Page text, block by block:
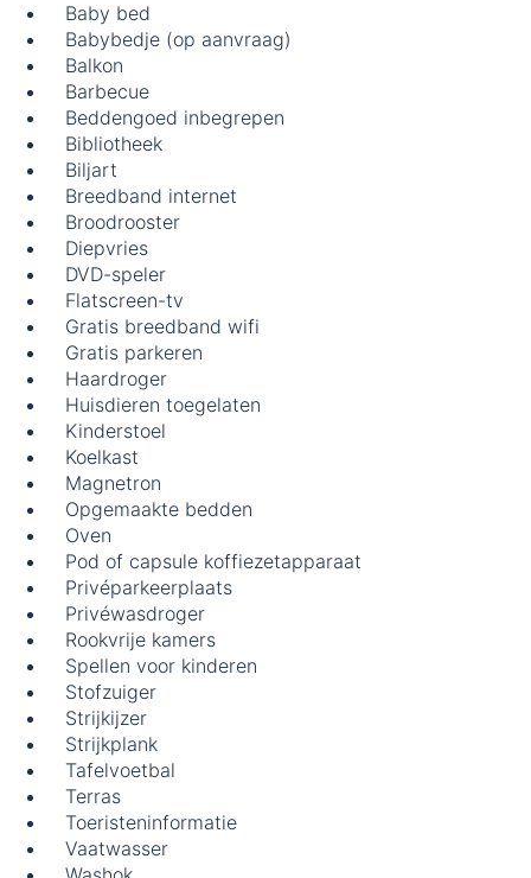
Baby bed
Babybedje (op aanvraag)
Balkon
Barbecue
Beddengoed inbegrepen
Bibliotheek
Biljart
Breedband internet
Broodrooster
Diepvries
DVD-speler
Flatscreen-tv
Gratis breedband wifi
Gratis parkeren
Haardroger
Huisdieren toegelaten
Kinderstoel
Koelkast
Magnetron
Opgemaakte bedden
Oven
Pod of capsule koffiezetapparaat
Privéparkeerplaats
Privéwasdroger
Rookvrije kamers
Spellen voor kinderen
Stofzuiger
Strijkijzer
Strijkplank
Tafelvoetbal
Terras
Toeristeninformatie
Vaatwasser